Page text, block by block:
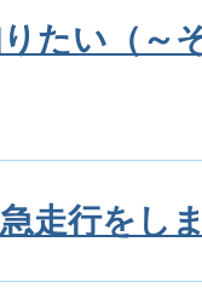
たい（～
走行をし